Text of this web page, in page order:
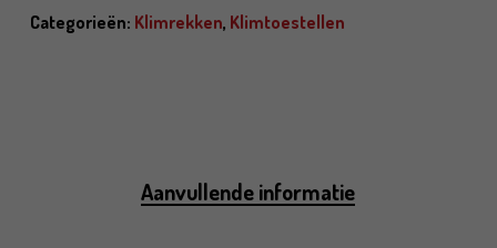
Categorieën: Klimrekken, Klimtoestellen
Aanvullende informatie